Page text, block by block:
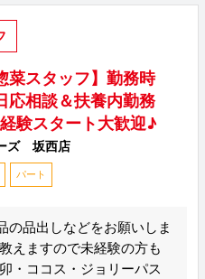
菜スタッフ】勤務時
応相談＆扶養内勤務
験スタート大歓迎♪
ズ 坂西店
パート
の品出しなどをお願いしま
えますので未経験の方も
・ココス・ジョリーパス